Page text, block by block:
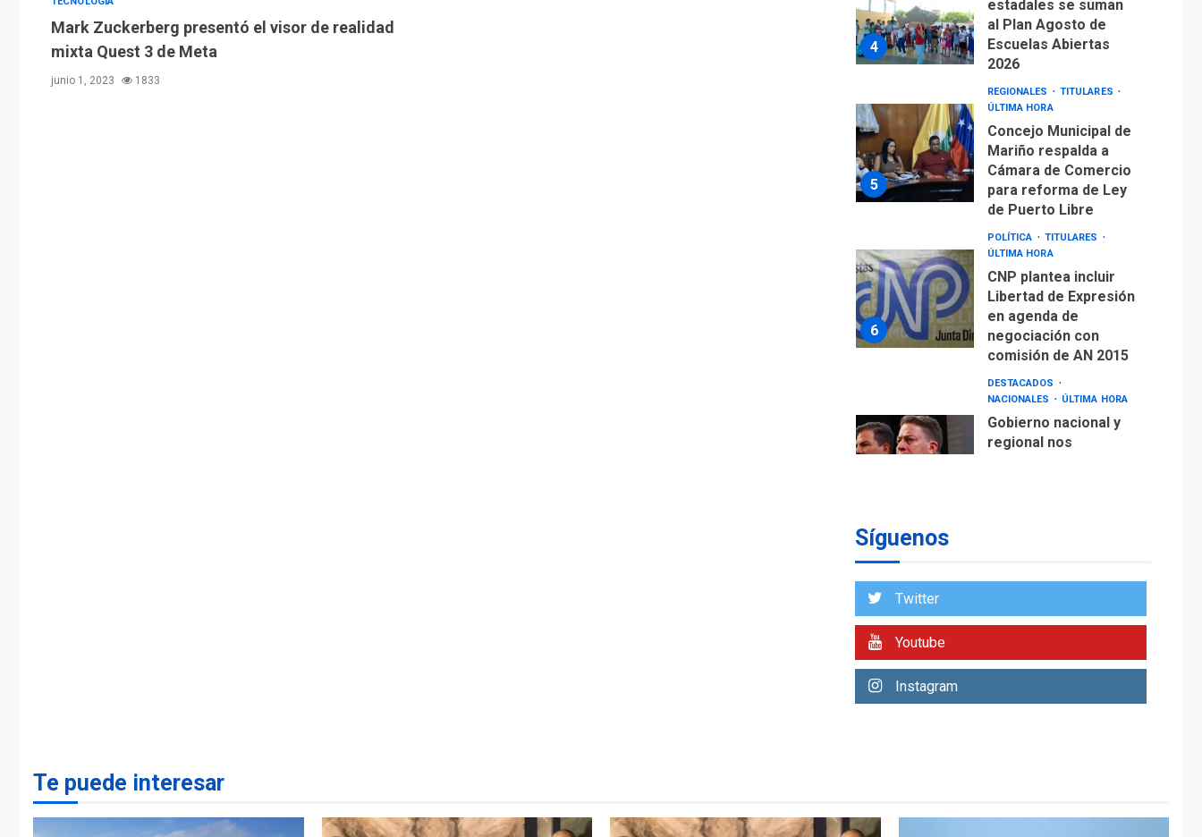
Mark Zuckerberg presentó el visor de realidad
mixta Quest 3 de Meta
junio 1, 2023 1833
4
estadales se suman
al Plan Agosto de
Escuelas Abiertas
2026
5
REGIONALES
TITULARES
ÚLTIMA HORA
Concejo Municipal de
Mariño respalda a
Cámara de Comercio
para reforma de Ley
de Puerto Libre
6
POLÍTICA
TITULARES
ÚLTIMA HORA
CNP plantea incluir
Libertad de Expresión
en agenda de
negociación con
comisión de AN 2015
DESTACADOS
NACIONALES
ÚLTIMA HORA
Gobierno nacional y
regional nos
1
ÚLTIMA HORA
operaciones de carga
Aeropuerto de
Síguenos
Twitter
Youtube
Instagram
Te puede interesar